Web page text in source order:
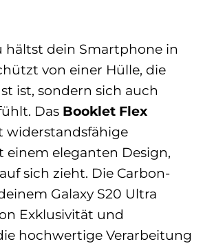
hältst dein Smartphone in
von einer Hülle, die
ist, sondern sich auch
Das Booklet Flex
widerstandsfähige
einem eleganten Design,
sich zieht. Die Carbon-
Galaxy S20 Ultra
Exklusivität und
hochwertige Verarbeitung